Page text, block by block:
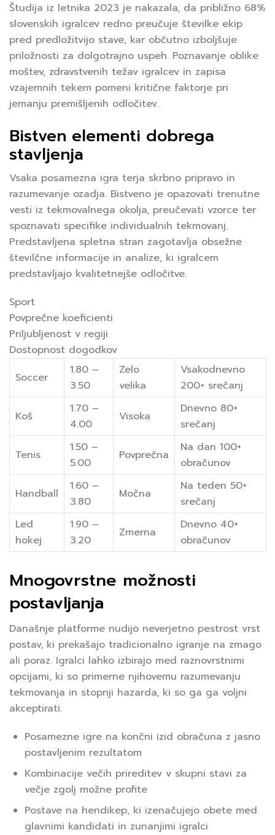
Študija iz letnika 2023 je nakazala, da približno 68%
slovenskih igralcev redno preučuje številke ekip
pred predložitvijo stave, kar občutno izboljšuje
priložnosti za dolgotrajno uspeh. Poznavanje oblike
moštev, zdravstvenih težav igralcev in zapisa
vzajemnih tekem pomeni kritične faktorje pri
jemanju premišljenih odločitev.
Bistven elementi dobrega
stavljenja
Vsaka posamezna igra terja skrbno pripravo in
razumevanje ozadja. Bistveno je opazovati trenutne
vesti iz tekmovalnega okolja, preučevati vzorce ter
spoznavati specifike individualnih tekmovanj.
Predstavljena spletna stran zagotavlja obsežne
številčne informacije in analize, ki igralcem
predstavljajo kvalitetnejše odločitve.
Sport
Povprečne koeficienti
Priljubljenost v regiji
Dostopnost dogodkov
Soccer
1.80 –
3.50
Zelo
velika
Vsakodnevno
200+ srečanj
Koš
1.70 –
4.00
Visoka
Dnevno 80+
srečanj
Tenis
1.50 –
5.00
Povprečna
Na dan 100+
obračunov
Handball
1.60 –
3.80
Močna
Na teden 50+
srečanj
Led
hokej
1.90 –
3.20
Zmerna
Dnevno 40+
obračunov
Mnogovrstne možnosti
postavljanja
Današnje platforme nudijo neverjetno pestrost vrst
postav, ki prekašajo tradicionalno igranje na zmago
ali poraz. Igralci lahko izbirajo med raznovrstnimi
opcijami, ki so primerne njihovemu razumevanju
tekmovanja in stopnji hazarda, ki so ga ga voljni
akceptirati.
Posamezne igre na končni izid obračuna z jasno
postavljenim rezultatom
Kombinacije večih prireditev v skupni stavi za
večje zgolj možne profite
Postave na hendikep, ki izenačujejo obete med
glavnimi kandidati in zunanjimi igralci